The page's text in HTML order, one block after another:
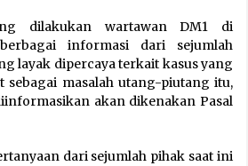
dilakukan wartawan DM1 di
informasi dari sejumlah
layak dipercaya terkait kasus yang
sebagai masalah utang-piutang itu,
akan dikenakan Pasal
dari sejumlah pihak saat ini